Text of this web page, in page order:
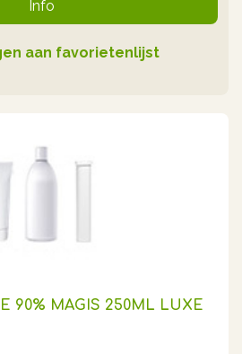
Info
aan favorietenlijst
90% MAGIS 250ML LUXE